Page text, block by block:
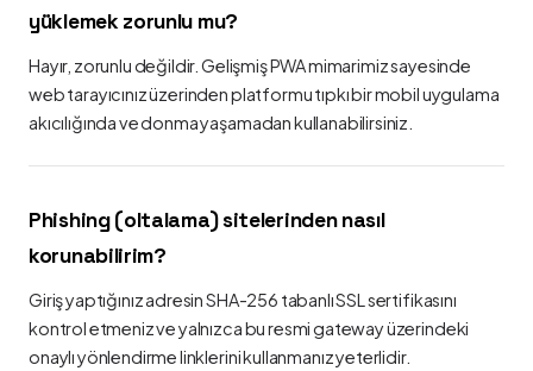
yüklemek zorunlu mu?
Hayır, zorunlu değildir. Gelişmiş PWA mimarimiz sayesinde
web tarayıcınız üzerinden platformu tıpkı bir mobil uygulama
akıcılığında ve donma yaşamadan kullanabilirsiniz.
Phishing (oltalama) sitelerinden nasıl
korunabilirim?
Giriş yaptığınız adresin SHA-256 tabanlı SSL sertifikasını
kontrol etmeniz ve yalnızca bu resmi gateway üzerindeki
onaylı yönlendirme linklerini kullanmanız yeterlidir.